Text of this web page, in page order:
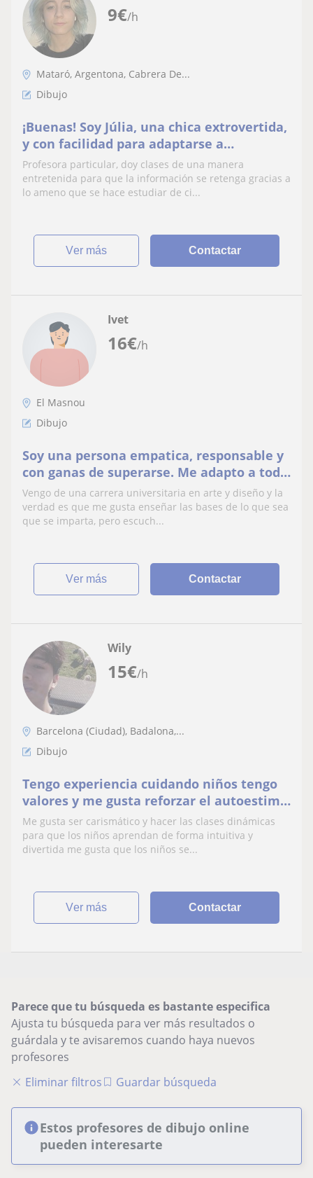
9€/h
Mataró, Argentona, Cabrera De...
Dibujo
¡Buenas! Soy Júlia, una chica extrovertida,
y con facilidad para adaptarse a
diferentes circumstancias.
Profesora particular, doy clases de una manera
entretenida para que la información se retenga gracias a
lo ameno que se hace estudiar de ci...
ver más Contactar
16€/h
Ivet
El Masnou
Dibujo
Soy una persona empatica, responsable y
con ganas de superarse. Me adapto a todo
tipo de perfil estudiantil
Vengo de una carrera universitaria en arte y diseño y la
verdad es que me gusta enseñar las bases de lo que sea
que se imparta, pero escuch...
ver más Contactar
15€/h
Wily
Barcelona (Ciudad), Badalona,...
Dibujo
Tengo experiencia cuidando niños tengo
valores y me gusta reforzar el autoestima
de los más pequeños
Me gusta ser carismático y hacer las clases dinámicas
para que los niños aprendan de forma intuitiva y
divertida me gusta que los niños se...
ver más Contactar
Parece que tu búsqueda es bastante especifica
Ajusta tu búsqueda para ver más resultados o
guárdala y te avisaremos cuando haya nuevos
profesores
Eliminar filtros
Guardar búsqueda
Estos profesores de dibujo online
pueden interesarte